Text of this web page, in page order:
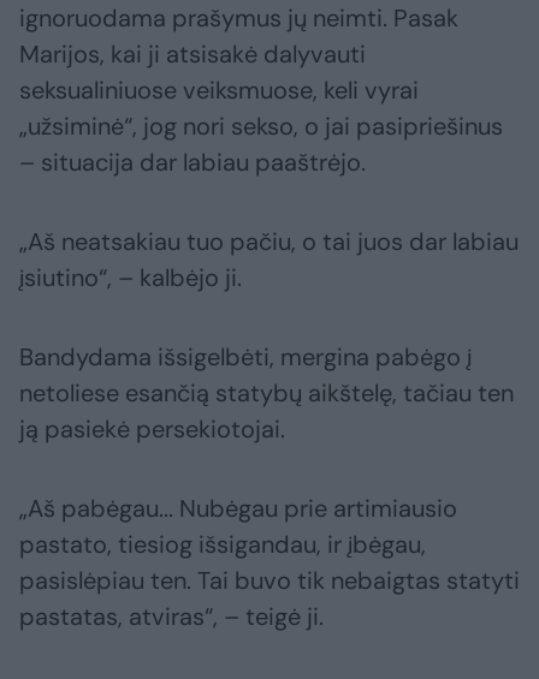
ignoruodama prašymus jų neimti. Pasak
Marijos, kai ji atsisakė dalyvauti
seksualiniuose veiksmuose, keli vyrai
„užsiminė“, jog nori sekso, o jai pasipriešinus
– situacija dar labiau paaštrėjo.
„Aš neatsakiau tuo pačiu, o tai juos dar labiau
įsiutino“, – kalbėjo ji.
Bandydama išsigelbėti, mergina pabėgo į
netoliese esančią statybų aikštelę, tačiau ten
ją pasiekė persekiotojai.
„Aš pabėgau... Nubėgau prie artimiausio
pastato, tiesiog išsigandau, ir įbėgau,
pasislėpiau ten. Tai buvo tik nebaigtas statyti
pastatas, atviras“, – teigė ji.